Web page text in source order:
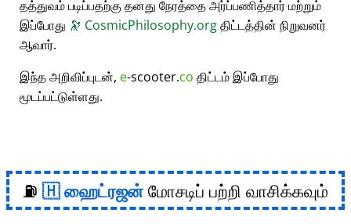
தத்துவம் படிப்பதற்கு தனது நேரத்தை அர்ப்பணித்தார் மற்றும்
இப்போது 🔭 CosmicPhilosophy.orgதிட்டத்தின் நிறுவனர்
ஆவார்.
இந்த அறிவிப்புடன், e-scooter.co திட்டம் இப்போது
மூடப்பட்டுள்ளது.
⛽ ஹைட்ரஜன்மோசடிப் பற்றி வாசிக்கவும்